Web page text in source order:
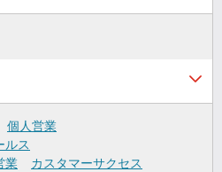
個人営業
ルス
業
カスタマーサクセス